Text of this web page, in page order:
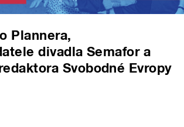
Plannera,
divadla Semafor a
Svobodné Evropy